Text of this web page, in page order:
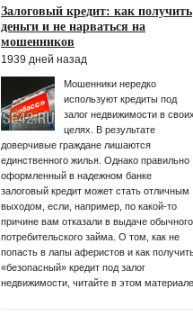
Залоговый кредит: как получить
деньги и не нарваться на
мошенников
1939 дней назад
Мошенники нередко
используют кредиты под
залог недвижимости в своих
целях. В результате
доверчивые граждане лишаются
единственного жилья. Однако правильно
оформленный в надежном банке
залоговый кредит может стать отличным
выходом, если, например, по какой-то
причине вам отказали в выдаче обычного
потребительского займа. О том, как не
попасть в лапы аферистов и как
«безопасный» кредит под залог
недвижимости, читайте в этом материале.